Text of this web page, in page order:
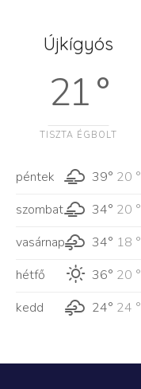
Újkígyós
21 °
TISZTA ÉGBOLT
péntek 39° 20 °
szombat
34° 20 °
vasárnap
34° 18 °
hétfő
36° 20 °
kedd
24° 24 °